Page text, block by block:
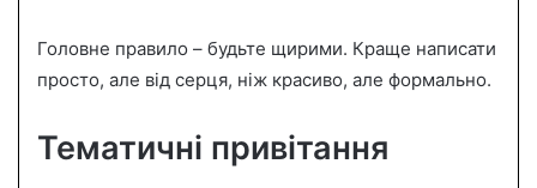
Головне правило – будьте щирими. Краще написати
просто, але від серця, ніж красиво, але формально.
Тематичні привітання